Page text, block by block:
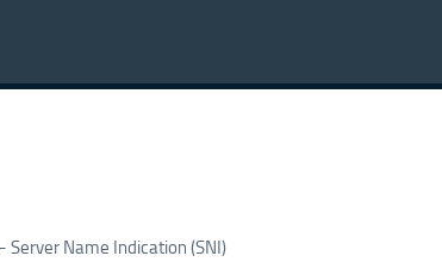
Server Name Indication (SNI)